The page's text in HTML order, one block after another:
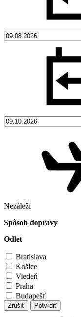
Nezáleží
Spôsob dopravy
Odlet
Bratislava
Košice
Viedeň
Praha
Budapešť
Zrušiť Potvrdiť